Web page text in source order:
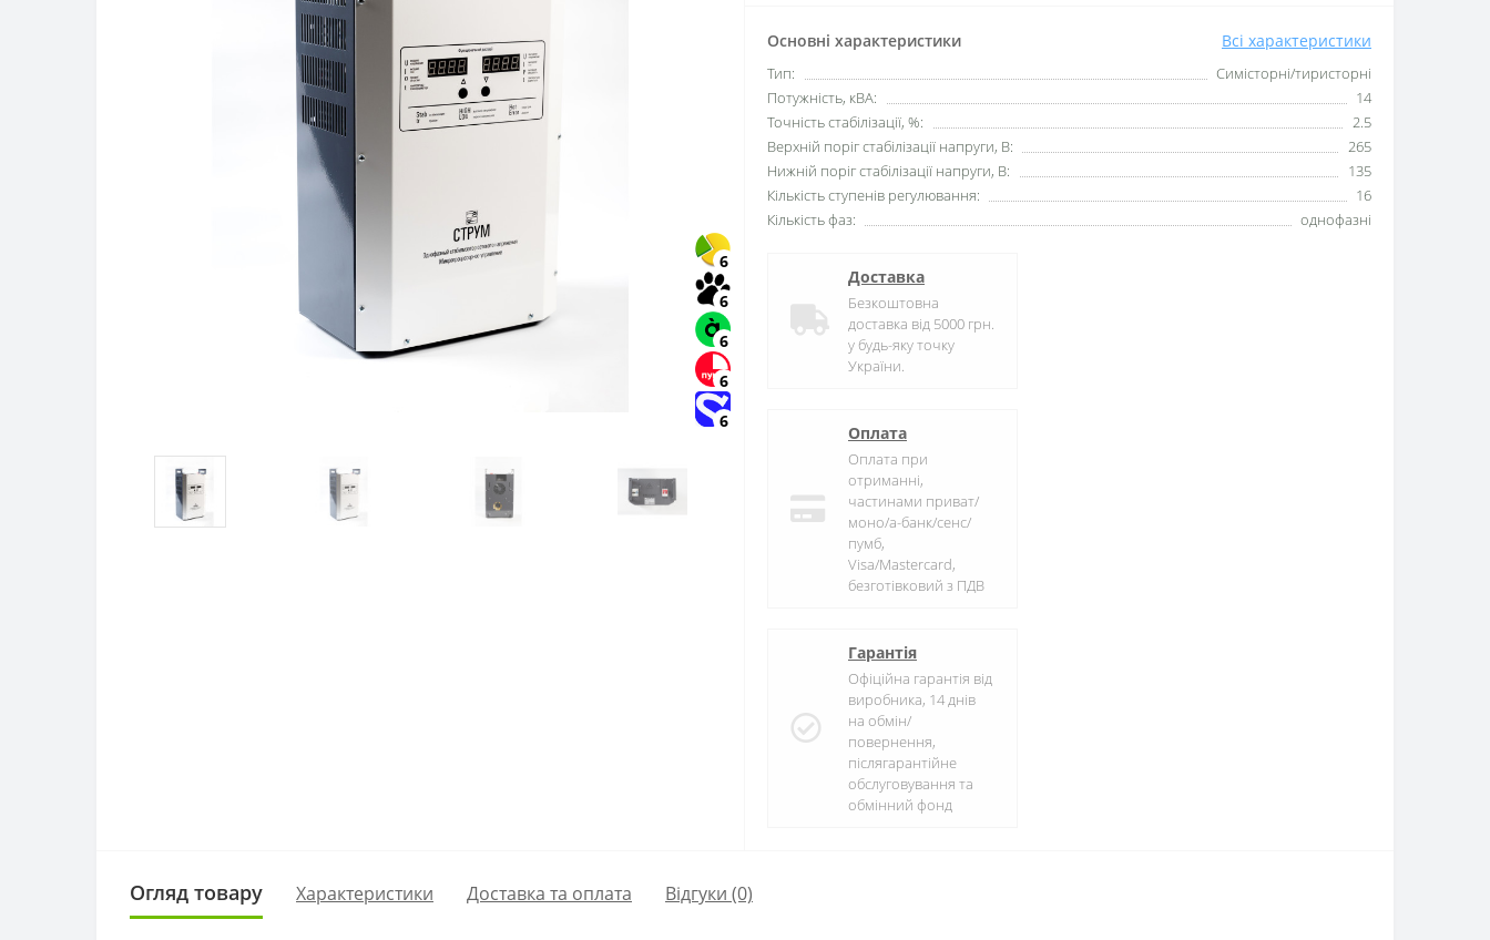
6
6
6
6
6
Основні характеристики Всі характеристики
Тип:
Симісторні/тиристорні
Потужність, кВА:
14
Точність стабілізації, %:
2.5
Верхній поріг стабілізації напруги, В:
265
Нижній поріг стабілізації напруги, В:
135
Кількість ступенів регулювання:
16
Кількість фаз:
однофазні
Доставка
Безкоштовна
доставка від 5000 грн.
у будь-яку точку
України.
Оплата
Оплата при
отриманні,
частинами приват/
моно/а-банк/сенс/
пумб,
Visa/Mastercard,
безготівковий з ПДВ
Гарантія
Офіційна гарантія від
виробника, 14 днів
на обмін/
повернення,
післягарантійне
обслуговування та
обмінний фонд
Огляд товару Характеристики Доставка та оплата Відгуки (0)